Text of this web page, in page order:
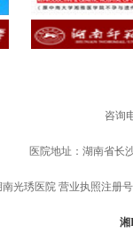
咨询
医院地址：湖南省长
南光琇医院 营业执照注
湘